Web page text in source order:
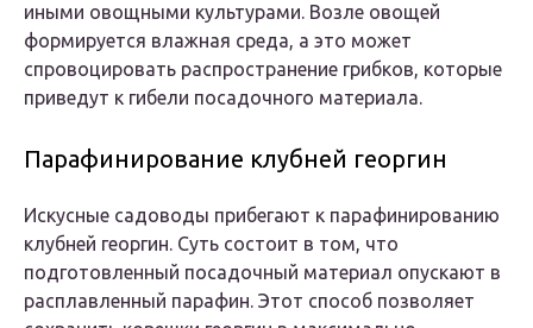
иными овощными культурами. Возле овощей
формируется влажная среда, а это может
спровоцировать распространение грибков, которые
приведут к гибели посадочного материала.
Парафинирование клубней георгин
Искусные садоводы прибегают к парафинированию
клубней георгин. Суть состоит в том, что
подготовленный посадочный материал опускают в
расплавленный парафин. Этот способ позволяет